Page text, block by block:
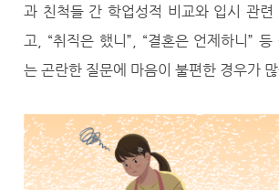
과 친척들 간 학업성적 비교와 입시 관
고, “취직은 했니”, “결혼은 언제하니” 등
는 곤란한 질문에 마음이 불편한 경우가 많